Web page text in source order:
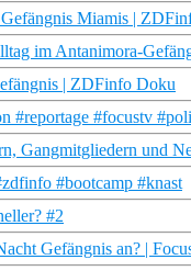
Miamis |
im Antanimora-
| ZDFinfo Doku
#reportage #focustv
Gangmitgliedern und
#bootcamp #knast
#2
Gefängnis an? |